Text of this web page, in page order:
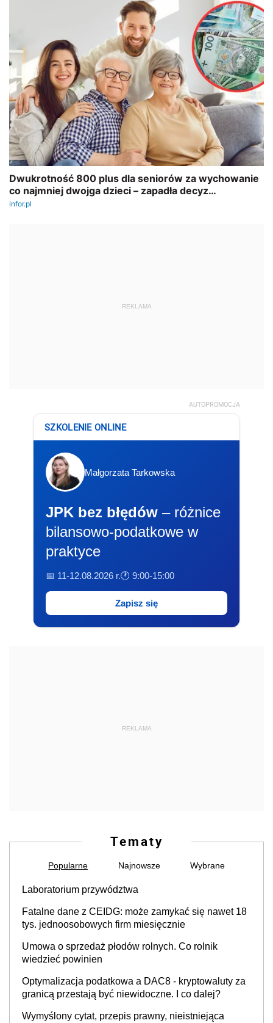
REKLAMA
AUTOPROMOCJA
SZKOLENIE ONLINE
Małgorzata Tarkowska
JPK bez błędów – różnice
bilansowo-podatkowe w
praktyce
📅 11-12.08.2026 r.🕐 9:00-15:00
Zapisz się
REKLAMA
Tematy
Popularne Najnowsze Wybrane
Laboratorium przywództwa
Fatalne dane z CEIDG: może zamykać się nawet 18
tys. jednoosobowych firm miesięcznie
Umowa o sprzedaż płodów rolnych. Co rolnik
wiedzieć powinien
Optymalizacja podatkowa a DAC8 - kryptowaluty za
granicą przestają być niewidoczne. I co dalej?
Wymyślony cytat, przepis prawny, nieistniejąca